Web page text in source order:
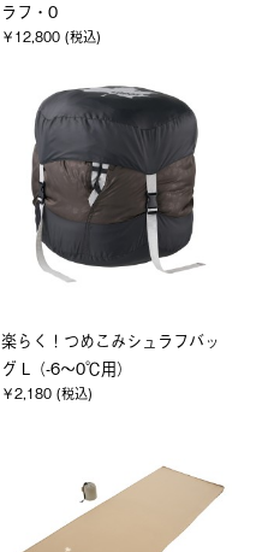
ラフ・0
￥12,800 (税込)
楽らく！つめこみシュラフバッ
グ L（-6～0℃用）
￥2,180 (税込)